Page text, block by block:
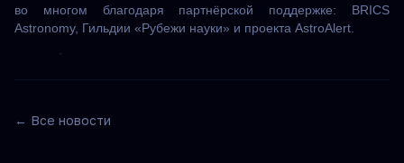
во многом благодаря партнёрской поддержке: BRICS
Astronomy, Гильдии «Рубежи науки» и проекта AstroAlert.
← Все новости